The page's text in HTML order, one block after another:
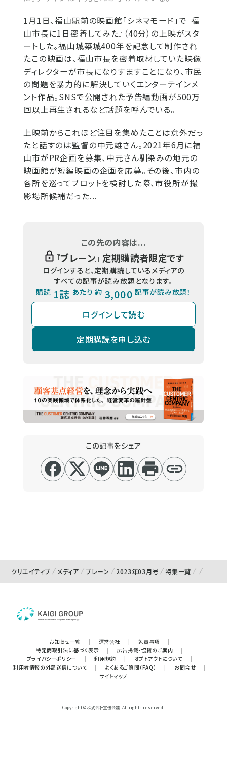
1月1日、福山駅前の映画館「シネマモード」で『福
山市長に1日密着してみた』（40分）の上映がスタ
ートした。福山城築城400年を記念して制作され
たこの映画は、福山市長を密着取材していた映像
ディレクターが市長になりすますことになり、市民
の問題を暴力的に解決していくエンターテインメ
ント作品。SNSで公開された予告編動画が500万
回以上再生されるなど話題を呼んでいる。
上映前からこれほど注目を集めたことは意外だっ
たと話すのは監督の中元雄さん。2021年6月に福
山市がPR企画を募集、中元さん馴染みの地元の
映画館が短編映画の企画を応募。その後、市内の
各所を巡ってプロットを検討した際、市役所が撮
影場所候補だった...
この先の内容は...
『ブレーン』 定期購読者限定です
ログインすると、定期購読しているメディアの
すべての記事が読み放題となります。
購読 1誌 あたり 約 3,000 記事が読み放題！
ログインして読む
定期購読を申し込む
この記事をシェア
クリエイティブ メディア ブレーン 2023年03月号 特集一覧
お知らせ一覧 | 運営会社 | 免責事項
|
特定商取引法に基づく表示
| 広告掲載・協賛のご案内
|
プライバシーポリシー
| 利用規約 | オプトアウトについて
|
利用者情報の外部送信について
| よくあるご質問（FAQ） | お問合せ
|
サイトマップ
Copyright © 株式会社宣伝会議. All rights reserved.